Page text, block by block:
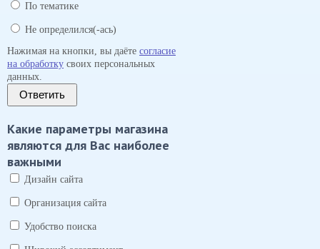
По тематике
Не определился(-ась)
Нажимая на кнопки, вы даёте согласие
на обработку своих персональных
данных.
Ответить
Какие параметры магазина
являются для Вас наиболее
важными
Дизайн сайта
Организация сайта
Удобство поиска